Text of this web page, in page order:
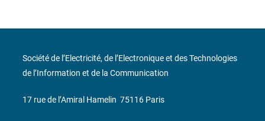
Société de l’Electricité, de l’Electronique et des Technologies
de l’Information et de la Communication
17 rue de l’Amiral Hamelin 75116 Paris